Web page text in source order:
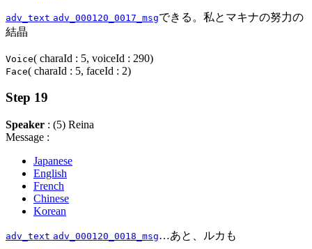
adv_text adv_000120_0017_msgできる。私とマキナの努力の
結晶
Voice( charaId : 5, voiceId : 290)
Face( charaId : 5, faceId : 2)
Step 19
Speaker : (5) Reina
Message :
Japanese
English
French
Chinese
Korean
adv_text adv_000120_0018_msg…あと、ルカも